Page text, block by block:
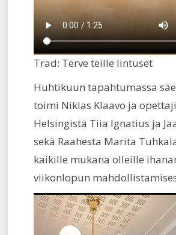
Trad: Terve teille lintuset
Huhtikuun tapahtumassa
toimi Niklas Klaavo ja
Helsingistä Tiia Ignatius ja
sekä Raahesta Marita
kaikille mukana olleille
viikonlopun